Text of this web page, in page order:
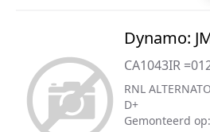
Dynamo:
CA1043IR
RNL
D+
Gemonteerd op: